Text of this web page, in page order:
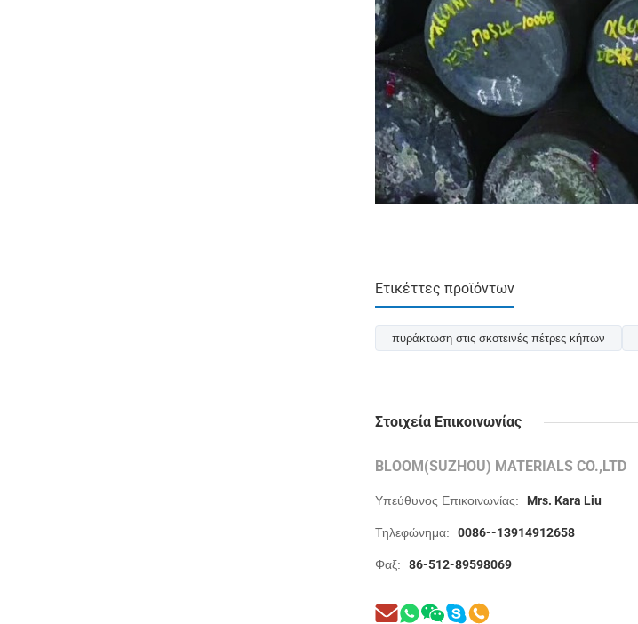
Ετικέττες προϊόντων
πυράκτωση στις σκοτεινές πέτρες κήπων
Στοιχεία Επικοινωνίας
BLOOM(SUZHOU) MATERIALS CO.,LTD
Υπεύθυνος Επικοινωνίας: Mrs. Kara Liu
Τηλεφώνημα: 0086--13914912658
Φαξ: 86-512-89598069